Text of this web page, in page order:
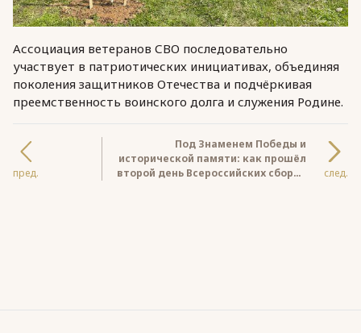
Ассоциация ветеранов СВО последовательно
участвует в патриотических инициативах, объединяя
поколения защитников Отечества и подчёркивая
преемственность воинского долга и служения Родине.
пред.
Под Знаменем Победы и
исторической памяти: как прошёл
второй день Всероссийских сборов
след.